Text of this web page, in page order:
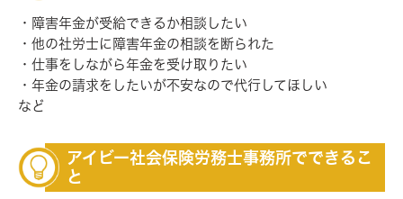
障害年金が受給できるか相談したい
他の社労士に障害年金の相談を断られた
仕事をしながら年金を受け取りたい
年金の請求をしたいが不安なので代行してほしい
など
アイビー社会保険労務士事務所でできるこ
と